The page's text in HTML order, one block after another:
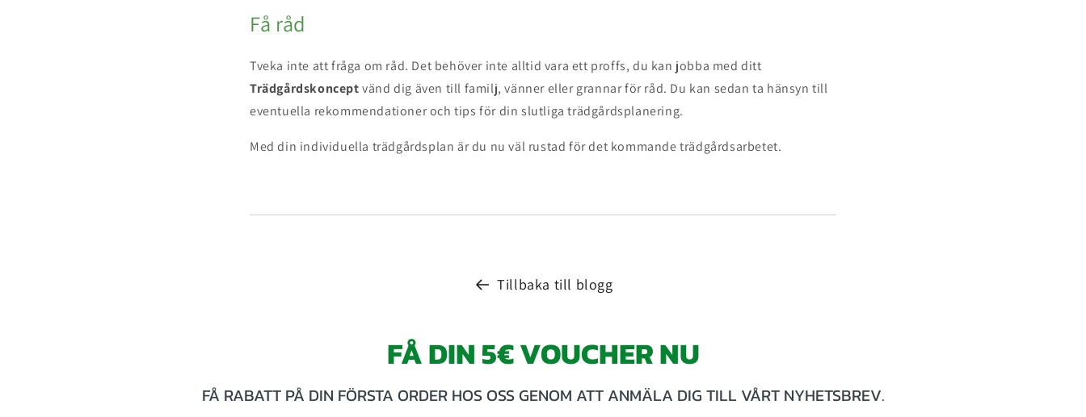
Få råd
Tveka inte att fråga om råd. Det behöver inte alltid vara ett proffs, du kan jobba med ditt
Trädgårdskonceptvänd dig även till familj, vänner eller grannar för råd. Du kan sedan ta hänsyn till
eventuella rekommendationer och tips för din slutliga trädgårdsplanering.
Med din individuella trädgårdsplan är du nu väl rustad för det kommande trädgårdsarbetet.
Tillbaka till blogg
FÅ DIN 5€ VOUCHER NU
FÅ RABATT PÅ DIN FÖRSTA ORDER HOS OSS GENOM ATT ANMÄLA DIG TILL VÅRT NYHETSBREV.